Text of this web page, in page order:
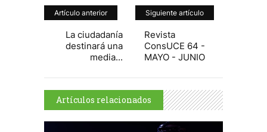
Artículo anterior
La ciudadanía
destinará una
media...
Siguiente artículo
Revista
ConsUCE 64 -
MAYO - JUNIO
Artículos relacionados